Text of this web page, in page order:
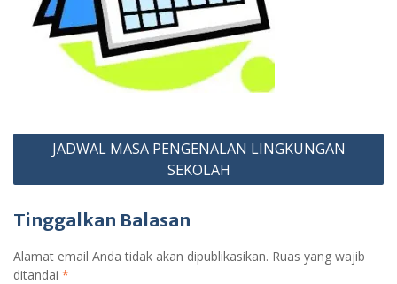
Navigasi
JADWAL MASA PENGENALAN LINGKUNGAN
SEKOLAH
Tinggalkan Balasan
Alamat email Anda tidak akan dipublikasikan. Ruas yang wajib
ditandai *